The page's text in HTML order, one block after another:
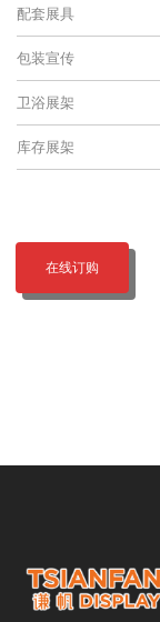
配套展具
包装宣传
卫浴展架
库存展架
在线订购